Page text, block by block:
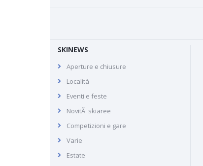
SKINEWS
Aperture e chiusure
Località
Eventi e feste
NovitÃ skiaree
Competizioni e gare
Varie
Estate
Skirama Dolomiti